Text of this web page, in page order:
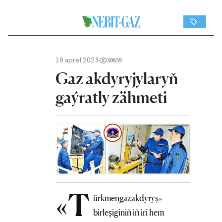
18 aprel 2023 30659
Gaz akdyryjylaryň
gaýratly zähmeti
«T ürkmengazakdyryş»
birleşiginiň iň iri hem